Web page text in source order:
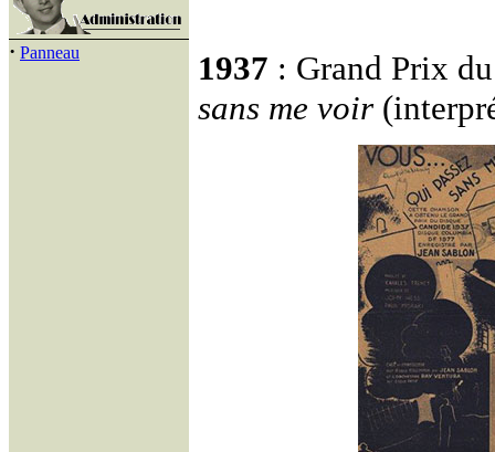
· Panneau 1937 : Grand Prix
sans me voir